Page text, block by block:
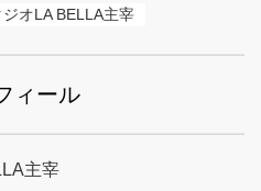
オLA BELLA主宰
ィール
主宰